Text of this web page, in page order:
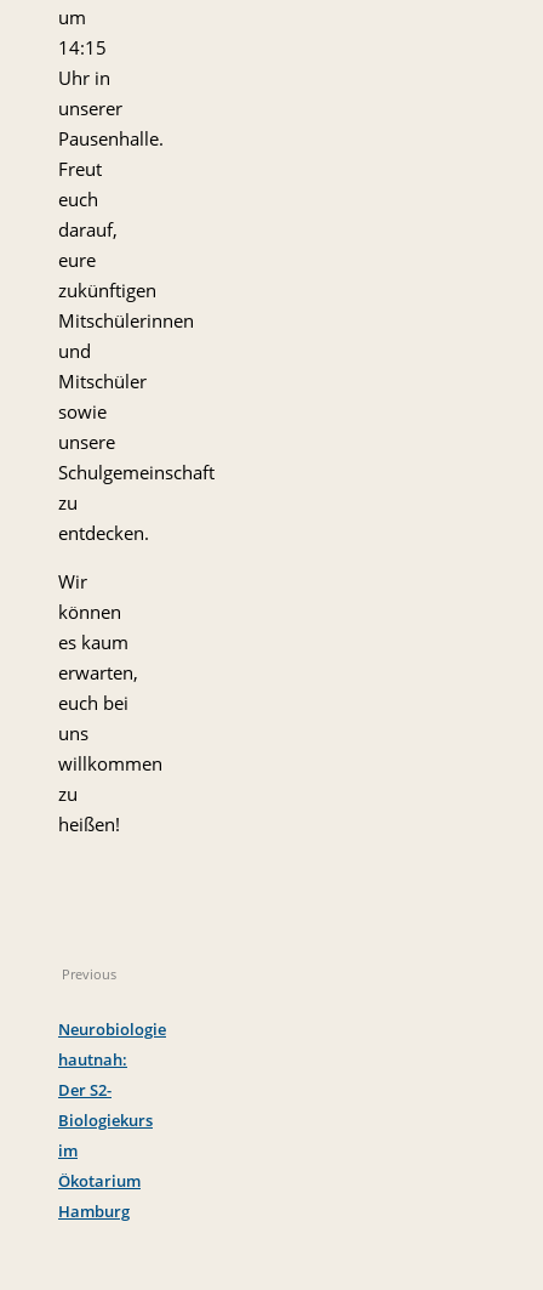
um
14:15
Uhr in
unserer
Pausenhalle.
Freut
euch
darauf,
eure
zukünftigen
Mitschülerinnen
und
Mitschüler
sowie
unsere
Schulgemeinschaft
zu
entdecken.
Wir
können
es kaum
erwarten,
euch bei
uns
willkommen
zu
heißen!
Previous
Neurobiologie
hautnah:
Der S2-
Biologiekurs
im
Ökotarium
Hamburg